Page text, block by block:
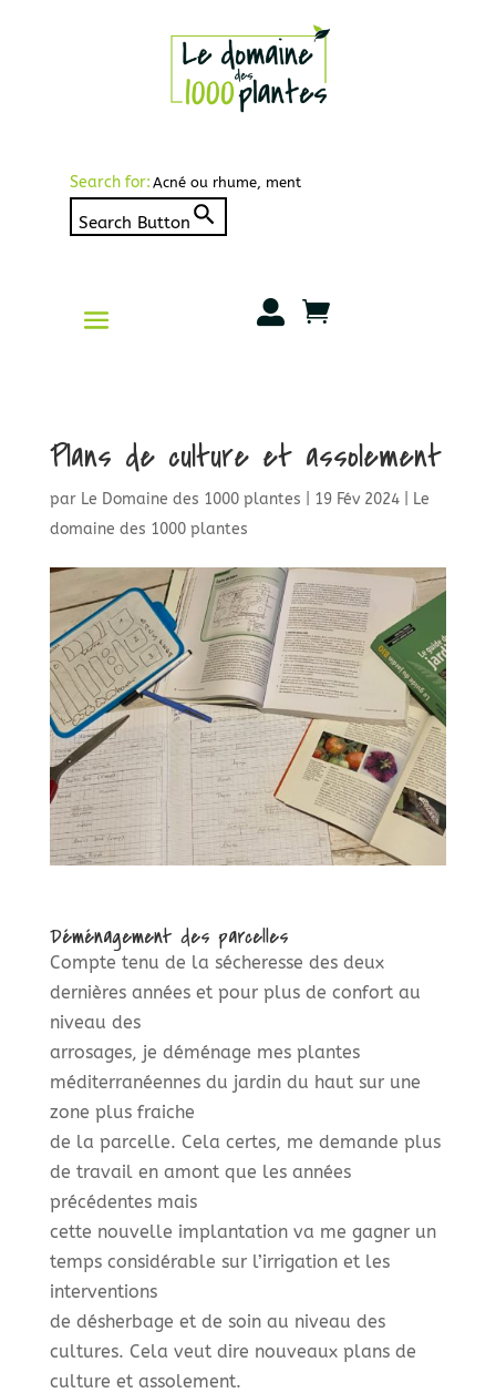
Search for:
Search Button
 
Plans de culture et assolement
par Le Domaine des 1000 plantes 19 Fév 2024|
Le
domaine des 1000 plantes
Déménagement des parcelles
Compte tenu de la sécheresse des deux
dernières années et pour plus de confort au
niveau des
arrosages, je déménage mes plantes
méditerranéennes du jardin du haut sur une
zone plus fraiche
de la parcelle. Cela certes, me demande plus
de travail en amont que les années
précédentes mais
cette nouvelle implantation va me gagner un
temps considérable sur l’irrigation et les
interventions
de désherbage et de soin au niveau des
cultures. Cela veut dire nouveaux plans de
culture et assolement.